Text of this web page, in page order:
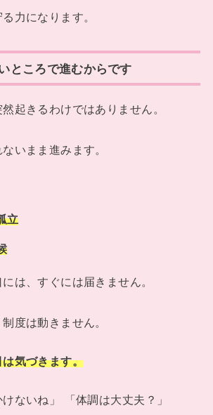
力になります。
ところで進むからです
起きるわけではありません。
いまま進みます。
立
は、すぐには届きません。
度は動きません。
気づきます。
けないね」 「体調は大丈夫？」